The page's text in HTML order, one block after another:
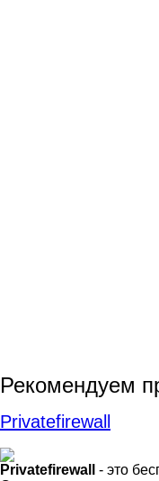
Рекомендуем
Privatefirewall
Privatefirewall
- это